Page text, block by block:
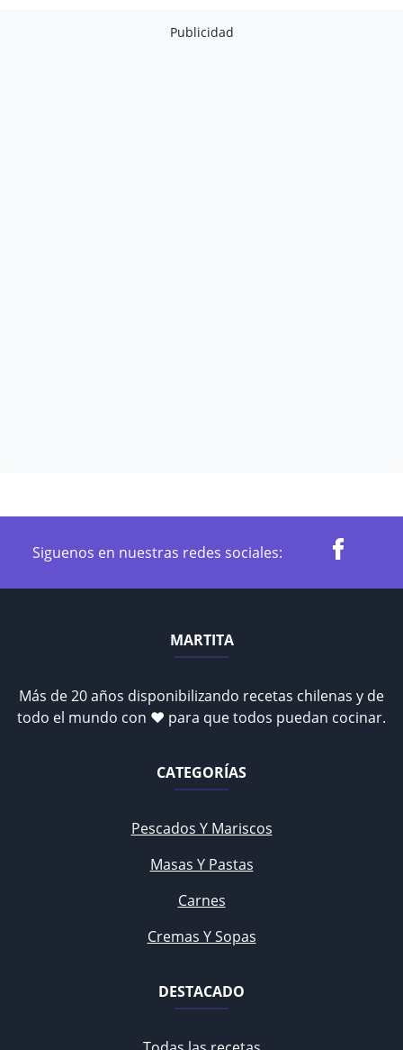
Publicidad
Siguenos en nuestras redes sociales:
MARTITA
Más de 20 años disponibilizando recetas chilenas y de
todo el mundo con ♥ para que todos puedan cocinar.
CATEGORÍAS
Pescados Y Mariscos
Masas Y Pastas
Carnes
Cremas Y Sopas
DESTACADO